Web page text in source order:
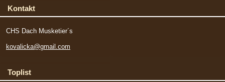
Kontakt
CHS Dach Musketier´s
kovalicka@gmail.com
Toplist